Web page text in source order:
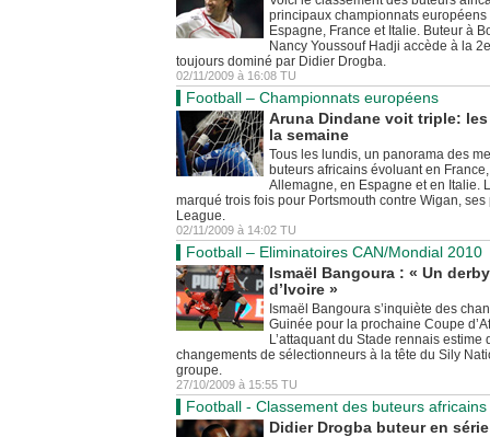
principaux championnats européens
Espagne, France et Italie. Buteur à
Nancy Youssouf Hadji accède à la
toujours dominé par Didier Drogba.
02/11/2009 à 16:08 TU
Football – Championnats européens
Aruna Dindane voit triple:
la semaine
Tous les lundis, un panorama des
buteurs africains évoluant en
Allemagne, en Espagne et en Italie.
marqué trois fois pour Portsmouth contre Wigan,
League.
02/11/2009 à 14:02 TU
Football – Eliminatoires CAN/Mondial 2010
Ismaël Bangoura : « Un
d’Ivoire »
Ismaël Bangoura s’inquiète des
Guinée pour la prochaine Coupe
L’attaquant du Stade rennais estime
changements de sélectionneurs à la tête du Sily
groupe.
27/10/2009 à 15:55 TU
Football - Classement des buteurs africains
Didier Drogba buteur en série